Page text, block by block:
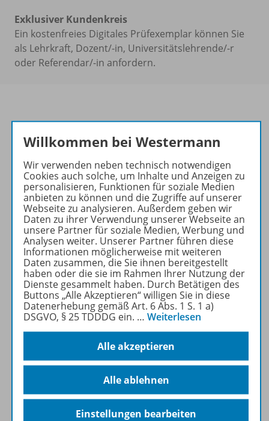
Exklusiver Kundenkreis
Ein kostenfreies Digitales Prüfexemplar können Sie
als Lehrkraft, Dozent/-in, Universitätslehrende/-r
oder Referendar/-in anfordern.
Produktinformationen
Beschreibung
Zugehörige Produkte
Aktualisierung
Willkommen bei Westermann
Wir verwenden neben technisch notwendigen
Cookies auch solche, um Inhalte und Anzeigen zu
personalisieren, Funktionen für soziale Medien
anbieten zu können und die Zugriffe auf unserer
Webseite zu analysieren. Außerdem geben wir
Daten zu ihrer Verwendung unserer Webseite an
unsere Partner für soziale Medien, Werbung und
Analysen weiter. Unserer Partner führen diese
Informationen möglicherweise mit weiteren
Daten zusammen, die Sie ihnen bereitgestellt
haben oder die sie im Rahmen Ihrer Nutzung der
Dienste gesammelt haben. Durch Betätigen des
Buttons „Alle Akzeptieren“ willigen Sie in diese
Datenerhebung gemäß Art. 6 Abs. 1 S. 1 a)
DSGVO, § 25 TDDDG ein. … Weiterlesen
Alle akzeptieren
Alle ablehnen
Einstellungen bearbeiten